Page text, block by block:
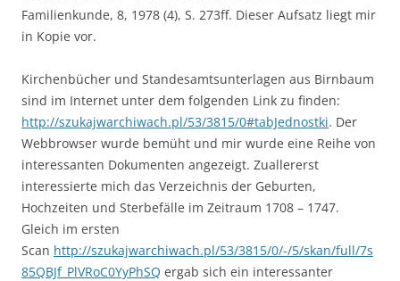
Familienkunde, 8, 1978 (4), S. 273ff. Dieser Aufsatz liegt mir
in Kopie vor.
Kirchenbücher und Standesamtsunterlagen aus Birnbaum
sind im Internet unter dem folgenden Link zu finden:
http://szukajwarchiwach.pl/53/3815/0#tabJednostki. Der
Webbrowser wurde bemüht und mir wurde eine Reihe von
interessanten Dokumenten angezeigt. Zuallererst
interessierte mich das Verzeichnis der Geburten,
Hochzeiten und Sterbefälle im Zeitraum 1708 – 1747.
Gleich im ersten
Scan http://szukajwarchiwach.pl/53/3815/0/-/5/skan/full/7s
85QBJf_PlVRoC0YyPhSQ ergab sich ein interessanter